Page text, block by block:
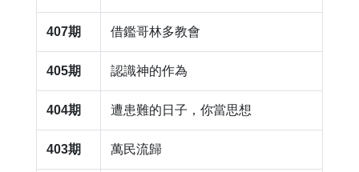
407期 借鑑哥林多教會
405期 認識神的作為
404期 遭患難的日子，你當思想
403期 萬民流歸